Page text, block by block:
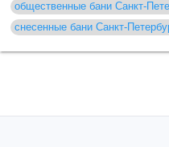
общественные бани Санкт-
снесенные бани Санкт-